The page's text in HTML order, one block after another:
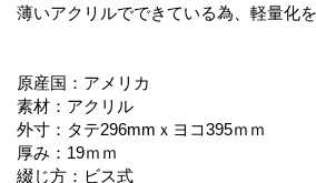
薄いアクリルでできている為、軽量化を
原産国：アメリカ
素材：アクリル
外寸：タテ296mmｘヨコ395ｍｍ
厚み：19ｍｍ
綴じ方：ビス式